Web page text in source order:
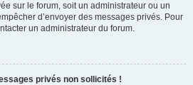
sur le forum, soit un administrateur ou un
d’envoyer des messages privés. Pour
un administrateur du forum.
privés non sollicités !